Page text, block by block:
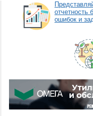
отчетность
ошибок и